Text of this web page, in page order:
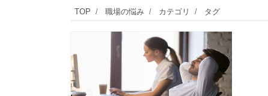
TOP 職場の悩み カテゴリ タグ